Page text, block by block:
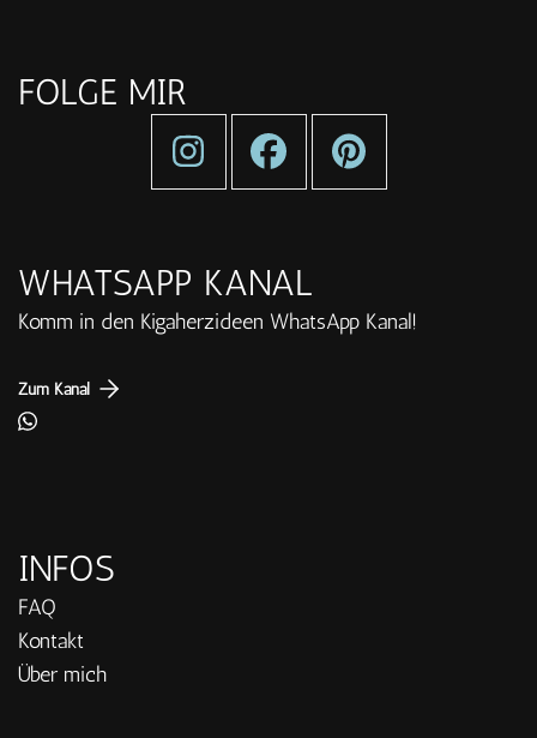
FOLGE MIR
WHATSAPP KANAL
Komm in den Kigaherzideen WhatsApp Kanal!
Zum Kanal
INFOS
FAQ
Kontakt
Über mich